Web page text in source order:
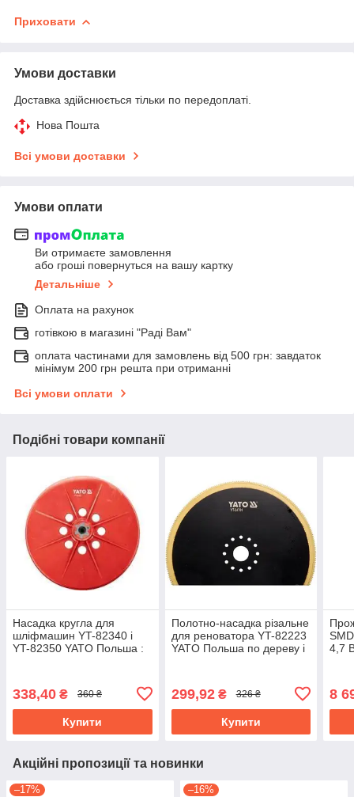
Приховати
Умови доставки
Доставка здійснюється тільки по передоплаті.
Нова Пошта
Всі умови доставки
Умови оплати
Ви отримаєте замовлення
або гроші повернуться на вашу картку
Детальніше
Оплата на рахунок
готівкою в магазині "Раді Вам"
оплата частинами для замовлень від 500 грн: завдаток
мінімум 200 грн решта при отриманні
Всі умови оплати
Подібні товари компанії
Насадка кругла для
шліфмашин YT-82340 і
YT-82350 YATO Польша :
338,40 ₴ 360 ₴
Купити
Полотно-насадка різальне
для реноватора YT-82223
YATO Польша по дереву і
299,92₴ 326 ₴
Купити
4,7
8
Акційні пропозиції та новинки
–17% –16%